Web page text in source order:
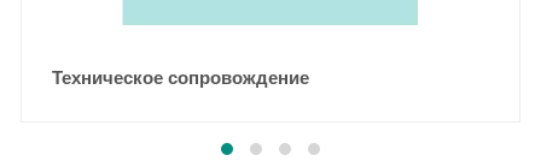
Техническое сопровождение